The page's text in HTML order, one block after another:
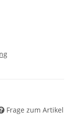
Frage zum Artikel